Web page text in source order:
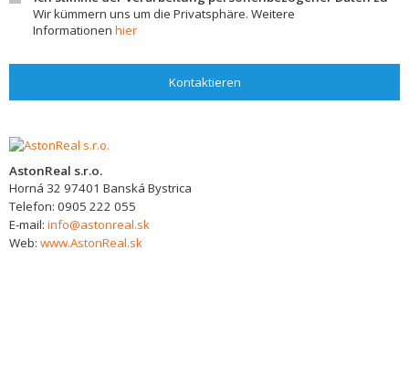
Wir kümmern uns um die Privatsphäre. Weitere
Informationen hier
Kontaktieren
AstonReal s.r.o.
Horná 32 97401 Banská Bystrica
Telefon: 0905 222 055
E-mail: info@astonreal.sk
Web: www.AstonReal.sk